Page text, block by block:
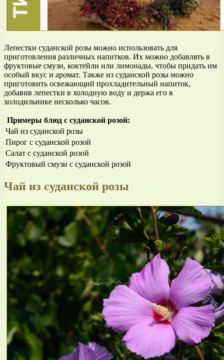
Лепестки суданской розы можно использовать для
приготовления различных напитков. Их можно добавлять в
фруктовые смузи, коктейли или лимонады, чтобы придать им
особый вкус и аромат. Также из суданской розы можно
приготовить освежающий прохладительный напиток,
добавив лепестки в холодную воду и держа его в
холодильнике несколько часов.
Примеры блюд с суданской розой:
Чай из суданской розы
Пирог с суданской розой
Салат с суданской розой
Фруктовый смузи с суданской розой
Чай из суданской розы